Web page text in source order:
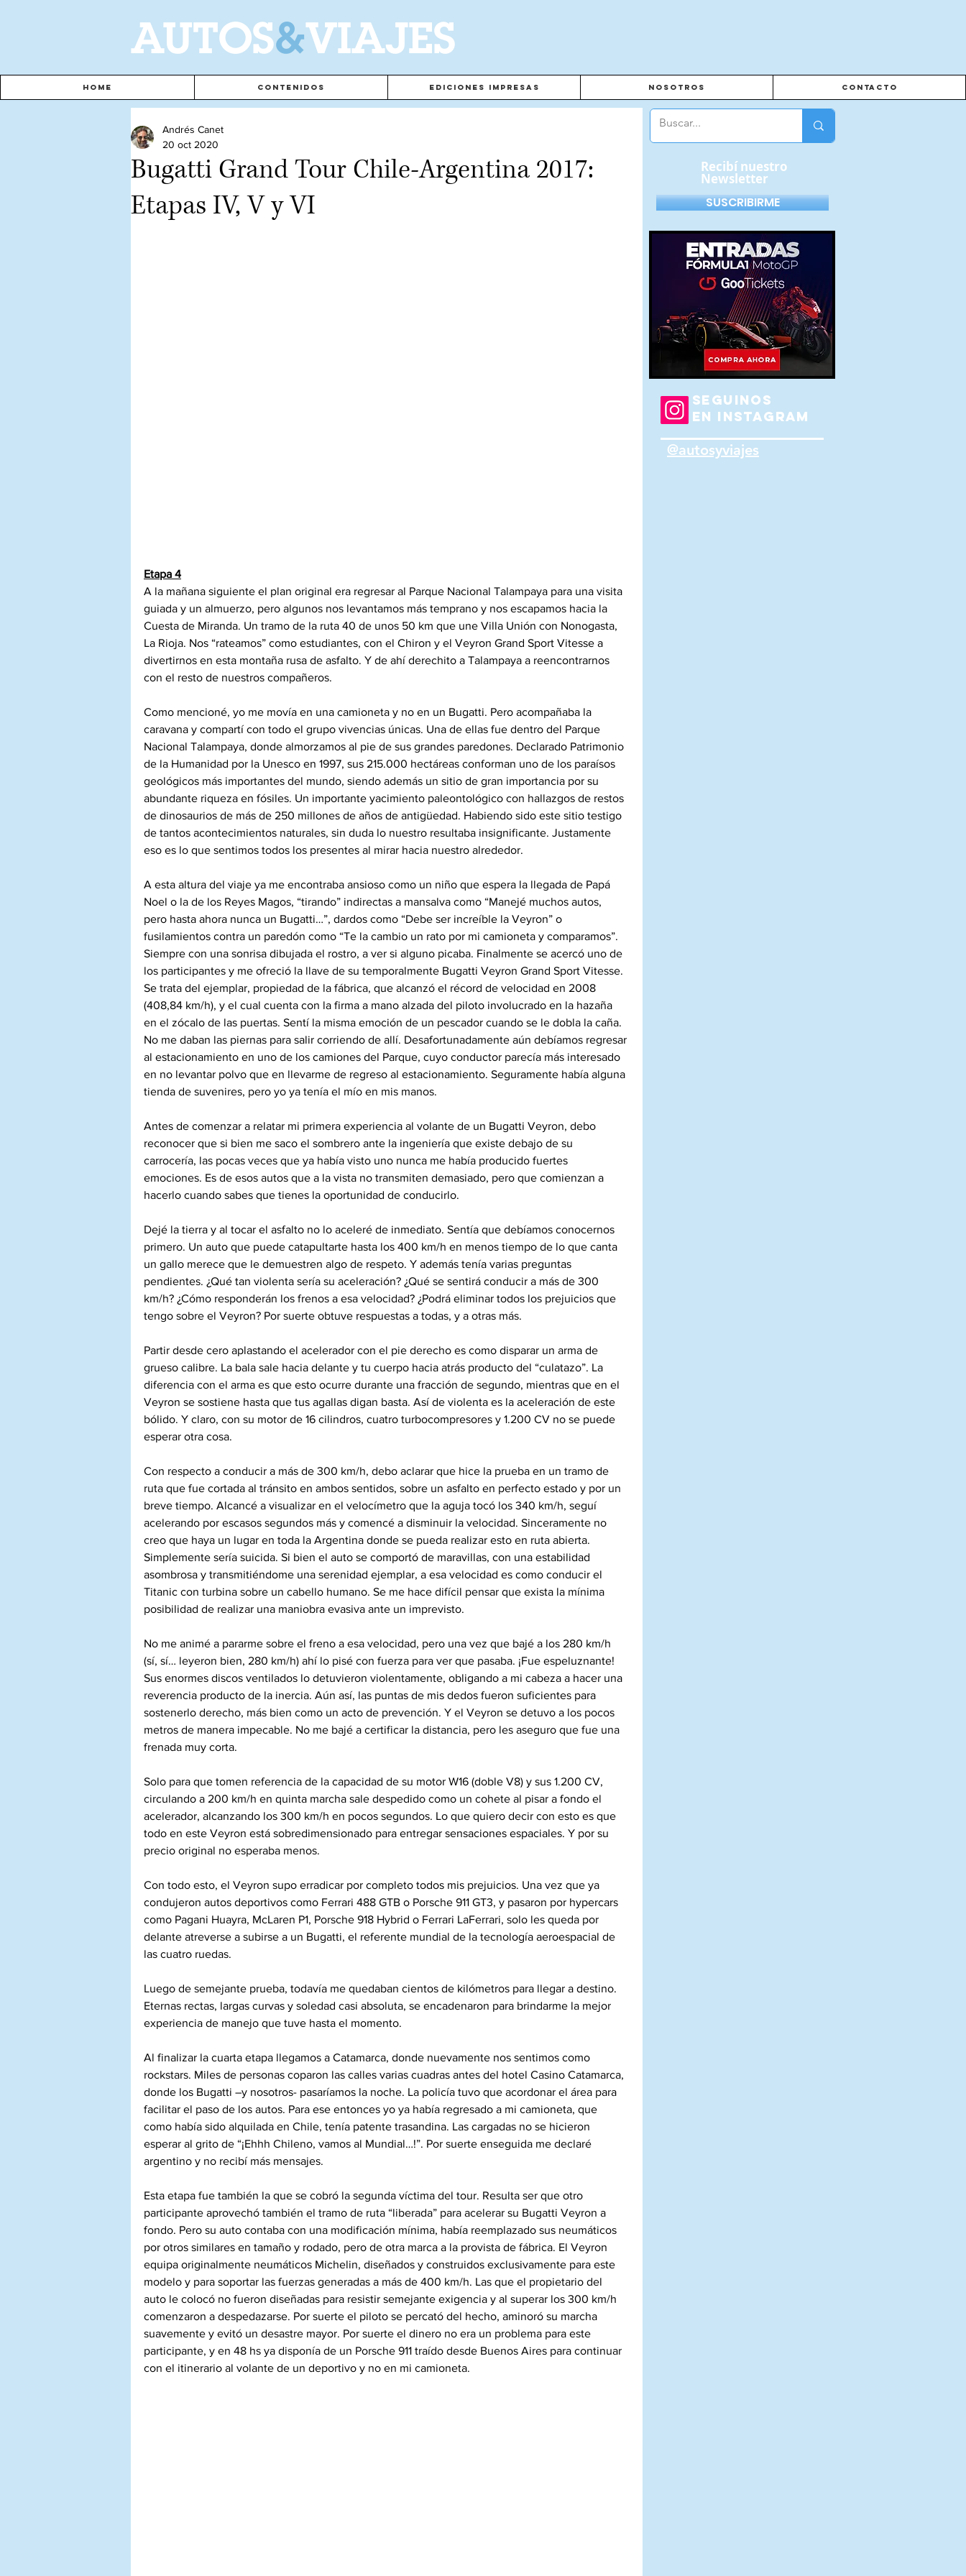
AUTOS&VIAJES
Home Contenidos Ediciones Impresas Nosotros Contacto
Bugatti Grand Tour Chile-Argentina 2017:
Etapas IV, V y VI
Andrés Canet
20 oct 2020
Etapa 4
A la mañana siguiente el plan original era regresar al Parque Nacional Talampaya para una visita
guiada y un almuerzo, pero algunos nos levantamos más temprano y nos escapamos hacia la
Cuesta de Miranda. Un tramo de la ruta 40 de unos 50 km que une Villa Unión con Nonogasta,
La Rioja. Nos “rateamos” como estudiantes, con el Chiron y el Veyron Grand Sport Vitesse a
divertirnos en esta montaña rusa de asfalto. Y de ahí derechito a Talampaya a reencontrarnos
con el resto de nuestros compañeros.
Como mencioné, yo me movía en una camioneta y no en un Bugatti. Pero acompañaba la
caravana y compartí con todo el grupo vivencias únicas. Una de ellas fue dentro del Parque
Nacional Talampaya, donde almorzamos al pie de sus grandes paredones. Declarado Patrimonio
de la Humanidad por la Unesco en 1997, sus 215.000 hectáreas conforman uno de los paraísos
geológicos más importantes del mundo, siendo además un sitio de gran importancia por su
abundante riqueza en fósiles. Un importante yacimiento paleontológico con hallazgos de restos
de dinosaurios de más de 250 millones de años de antigüedad. Habiendo sido este sitio testigo
de tantos acontecimientos naturales, sin duda lo nuestro resultaba insignificante. Justamente
eso es lo que sentimos todos los presentes al mirar hacia nuestro alrededor.
A esta altura del viaje ya me encontraba ansioso como un niño que espera la llegada de Papá
Noel o la de los Reyes Magos, “tirando” indirectas a mansalva como “Manejé muchos autos,
pero hasta ahora nunca un Bugatti…”, dardos como “Debe ser increíble la Veyron” o
fusilamientos contra un paredón como “Te la cambio un rato por mi camioneta y comparamos”.
Siempre con una sonrisa dibujada el rostro, a ver si alguno picaba. Finalmente se acercó uno de
los participantes y me ofreció la llave de su temporalmente Bugatti Veyron Grand Sport Vitesse.
Se trata del ejemplar, propiedad de la fábrica, que alcanzó el récord de velocidad en 2008
(408,84 km/h), y el cual cuenta con la firma a mano alzada del piloto involucrado en la hazaña
en el zócalo de las puertas. Sentí la misma emoción de un pescador cuando se le dobla la caña.
No me daban las piernas para salir corriendo de allí. Desafortunadamente aún debíamos regresar
al estacionamiento en uno de los camiones del Parque, cuyo conductor parecía más interesado
en no levantar polvo que en llevarme de regreso al estacionamiento. Seguramente había alguna
tienda de suvenires, pero yo ya tenía el mío en mis manos.
Antes de comenzar a relatar mi primera experiencia al volante de un Bugatti Veyron, debo
reconocer que si bien me saco el sombrero ante la ingeniería que existe debajo de su
carrocería, las pocas veces que ya había visto uno nunca me había producido fuertes
emociones. Es de esos autos que a la vista no transmiten demasiado, pero que comienzan a
hacerlo cuando sabes que tienes la oportunidad de conducirlo.
Dejé la tierra y al tocar el asfalto no lo aceleré de inmediato. Sentía que debíamos conocernos
primero. Un auto que puede catapultarte hasta los 400 km/h en menos tiempo de lo que canta
un gallo merece que le demuestren algo de respeto. Y además tenía varias preguntas
pendientes. ¿Qué tan violenta sería su aceleración? ¿Qué se sentirá conducir a más de 300
km/h? ¿Cómo responderán los frenos a esa velocidad? ¿Podrá eliminar todos los prejuicios que
tengo sobre el Veyron? Por suerte obtuve respuestas a todas, y a otras más.
Partir desde cero aplastando el acelerador con el pie derecho es como disparar un arma de
grueso calibre. La bala sale hacia delante y tu cuerpo hacia atrás producto del “culatazo”. La
diferencia con el arma es que esto ocurre durante una fracción de segundo, mientras que en el
Veyron se sostiene hasta que tus agallas digan basta. Así de violenta es la aceleración de este
bólido. Y claro, con su motor de 16 cilindros, cuatro turbocompresores y 1.200 CV no se puede
esperar otra cosa.
Con respecto a conducir a más de 300 km/h, debo aclarar que hice la prueba en un tramo de
ruta que fue cortada al tránsito en ambos sentidos, sobre un asfalto en perfecto estado y por un
breve tiempo. Alcancé a visualizar en el velocímetro que la aguja tocó los 340 km/h, seguí
acelerando por escasos segundos más y comencé a disminuir la velocidad. Sinceramente no
creo que haya un lugar en toda la Argentina donde se pueda realizar esto en ruta abierta.
Simplemente sería suicida. Si bien el auto se comportó de maravillas, con una estabilidad
asombrosa y transmitiéndome una serenidad ejemplar, a esa velocidad es como conducir el
Titanic con turbina sobre un cabello humano. Se me hace difícil pensar que exista la mínima
posibilidad de realizar una maniobra evasiva ante un imprevisto.
No me animé a pararme sobre el freno a esa velocidad, pero una vez que bajé a los 280 km/h
(sí, sí… leyeron bien, 280 km/h) ahí lo pisé con fuerza para ver que pasaba. ¡Fue espeluznante!
Sus enormes discos ventilados lo detuvieron violentamente, obligando a mi cabeza a hacer una
reverencia producto de la inercia. Aún así, las puntas de mis dedos fueron suficientes para
sostenerlo derecho, más bien como un acto de prevención. Y el Veyron se detuvo a los pocos
metros de manera impecable. No me bajé a certificar la distancia, pero les aseguro que fue una
frenada muy corta.
Solo para que tomen referencia de la capacidad de su motor W16 (doble V8) y sus 1.200 CV,
circulando a 200 km/h en quinta marcha sale despedido como un cohete al pisar a fondo el
acelerador, alcanzando los 300 km/h en pocos segundos. Lo que quiero decir con esto es que
todo en este Veyron está sobredimensionado para entregar sensaciones espaciales. Y por su
precio original no esperaba menos.
Con todo esto, el Veyron supo erradicar por completo todos mis prejuicios. Una vez que ya
condujeron autos deportivos como Ferrari 488 GTB o Porsche 911 GT3, y pasaron por hypercars
como Pagani Huayra, McLaren P1, Porsche 918 Hybrid o Ferrari LaFerrari, solo les queda por
delante atreverse a subirse a un Bugatti, el referente mundial de la tecnología aeroespacial de
las cuatro ruedas.
Luego de semejante prueba, todavía me quedaban cientos de kilómetros para llegar a destino.
Eternas rectas, largas curvas y soledad casi absoluta, se encadenaron para brindarme la mejor
experiencia de manejo que tuve hasta el momento.
Al finalizar la cuarta etapa llegamos a Catamarca, donde nuevamente nos sentimos como
rockstars. Miles de personas coparon las calles varias cuadras antes del hotel Casino Catamarca,
donde los Bugatti –y nosotros- pasaríamos la noche. La policía tuvo que acordonar el área para
facilitar el paso de los autos. Para ese entonces yo ya había regresado a mi camioneta, que
como había sido alquilada en Chile, tenía patente trasandina. Las cargadas no se hicieron
esperar al grito de “¡Ehhh Chileno, vamos al Mundial…!”. Por suerte enseguida me declaré
argentino y no recibí más mensajes.
Esta etapa fue también la que se cobró la segunda víctima del tour. Resulta ser que otro
participante aprovechó también el tramo de ruta “liberada” para acelerar su Bugatti Veyron a
fondo. Pero su auto contaba con una modificación mínima, había reemplazado sus neumáticos
por otros similares en tamaño y rodado, pero de otra marca a la provista de fábrica. El Veyron
equipa originalmente neumáticos Michelin, diseñados y construidos exclusivamente para este
modelo y para soportar las fuerzas generadas a más de 400 km/h. Las que el propietario del
auto le colocó no fueron diseñadas para resistir semejante exigencia y al superar los 300 km/h
comenzaron a despedazarse. Por suerte el piloto se percató del hecho, aminoró su marcha
suavemente y evitó un desastre mayor. Por suerte el dinero no era un problema para este
participante, y en 48 hs ya disponía de un Porsche 911 traído desde Buenos Aires para continuar
con el itinerario al volante de un deportivo y no en mi camioneta.
SEGUINOS
EN INSTAGRAM
@autosyviajes
Recibí nuestro
Newsletter
SUSCRIBIRME